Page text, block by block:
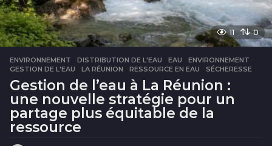
11 0
ENVIRONNEMENT DISTRIBUTION DE L'EAU ,EAU ,ENVIRONNEMENT
GESTION DE L'EAU
,LA RÉUNION ,RESSOURCE EN EAU ,SÉCHERESSE
Gestion de l’eau à La Réunion :
une nouvelle stratégie pour un
partage plus équitable de la
ressource